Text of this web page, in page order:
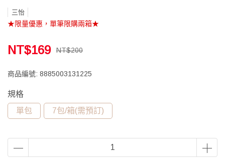
三怡
★限量優惠，單筆限購兩箱★
NT$169 NT$200
商品編號: 8885003131225
規格
單包
7包/箱(需預訂)